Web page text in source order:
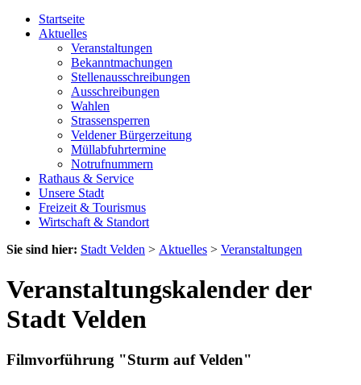
Startseite
Aktuelles
Veranstaltungen
Bekanntmachungen
Stellenausschreibungen
Ausschreibungen
Wahlen
Strassensperren
Veldener Bürgerzeitung
Müllabfuhrtermine
Notrufnummern
Rathaus & Service
Unsere Stadt
Freizeit & Tourismus
Wirtschaft & Standort
Sie sind hier: Stadt Velden > Aktuelles > Veranstaltungen
Veranstaltungskalender der
Stadt Velden
Filmvorführung "Sturm auf Velden"